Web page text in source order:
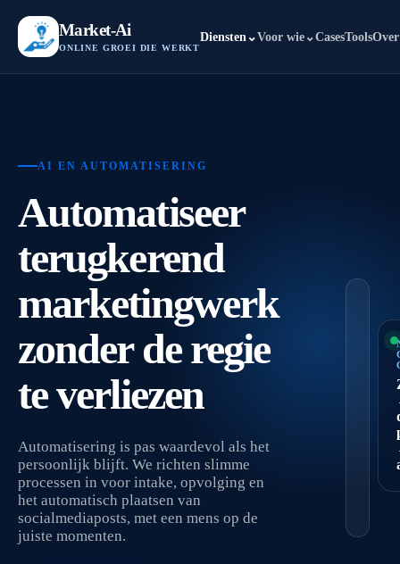
Market-Ai
ONLINE GROEI DIE WERKT
Diensten ⌄Voor wie⌄CasesTools
AI EN AUTOMATISERING
Automatiseer
terugkerend
marketingwerk
zonder de regie
te verliezen
Automatisering is pas waardevol als het
persoonlijk blijft. We richten slimme
processen in voor intake, opvolging en
het automatisch plaatsen van
socialmediaposts, met een mens op de
juiste momenten.